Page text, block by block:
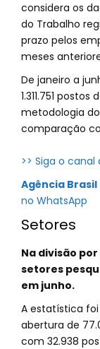
considera os
do Trabalho
prazo pelos
meses
De janeiro a
1.311.751
metodologia
comparação
>> Siga o canal
Agência Brasil
no WhatsApp
Setores
Na divisão
setores
em junho.
A estatística
abertura de
com 32.938